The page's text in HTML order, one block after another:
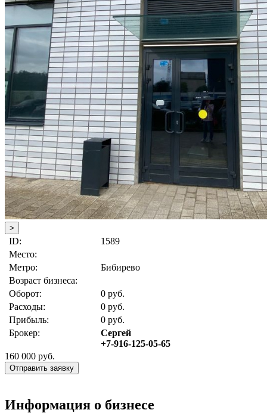
>
ID:
1589
Место:
Метро:
Бибирево
Возраст бизнеса:
Оборот:
0 руб.
Расходы:
0 руб.
Прибыль:
0 руб.
Брокер:
Сергей
+7-916-125-05-65
160 000 руб.
Отправить заявку
Информация о бизнесе